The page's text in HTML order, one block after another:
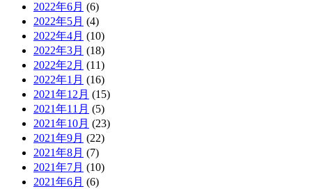
2022年6月 (6)
2022年5月 (4)
2022年4月 (10)
2022年3月 (18)
2022年2月 (11)
2022年1月 (16)
2021年12月 (15)
2021年11月 (5)
2021年10月 (23)
2021年9月 (22)
2021年8月 (7)
2021年7月 (10)
2021年6月 (6)